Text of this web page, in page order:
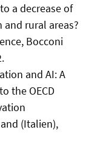
a decrease of
rural areas?
Bocconi
and AI: A
the OECD
(Italien),